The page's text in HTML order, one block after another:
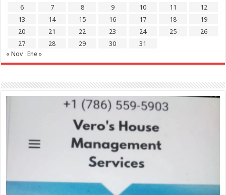
6
7 8 9 10 11
12
13
14 15 16 17 18
19
20
21 22 23 24 25
26
27
28 29 30
31
« Nov
Ene »